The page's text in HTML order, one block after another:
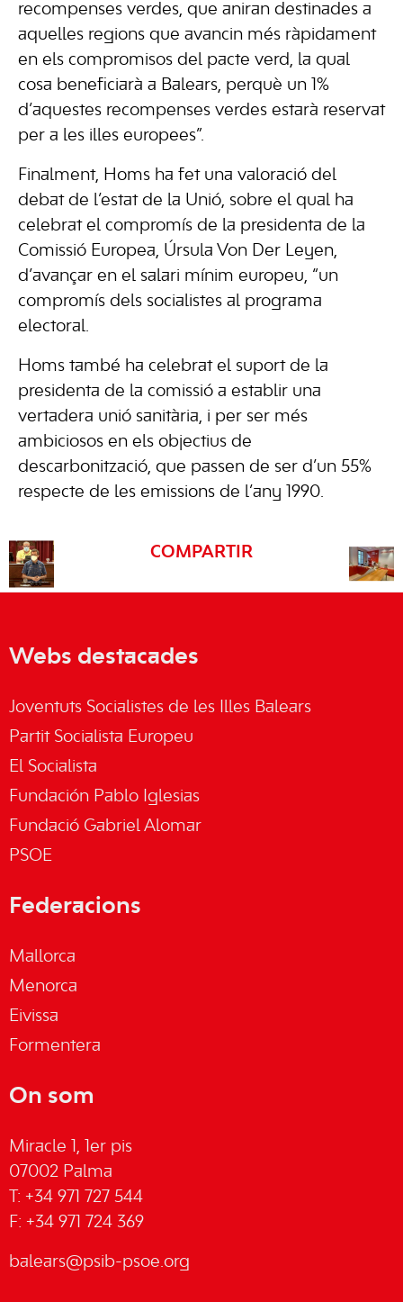
recompenses verdes, que aniran destinades a
aquelles regions que avancin més ràpidament
en els compromisos del pacte verd, la qual
cosa beneficiarà a Balears, perquè un 1%
d’aquestes recompenses verdes estarà reservat
per a les illes europees”.
Finalment, Homs ha fet una valoració del
debat de l’estat de la Unió, sobre el qual ha
celebrat el compromís de la presidenta de la
Comissió Europea, Úrsula Von Der Leyen,
d’avançar en el salari mínim europeu, “un
compromís dels socialistes al programa
electoral.
Homs també ha celebrat el suport de la
presidenta de la comissió a establir una
vertadera unió sanitària, i per ser més
ambiciosos en els objectius de
descarbonització, que passen de ser d’un 55%
respecte de les emissions de l’any 1990.
COMPARTIR
Webs destacades
Joventuts Socialistes de les Illes Balears
Partit Socialista Europeu
El Socialista
Fundación Pablo Iglesias
Fundació Gabriel Alomar
PSOE
Federacions
Mallorca
Menorca
Eivissa
Formentera
On som
Miracle 1, 1er pis
07002 Palma
T: +34 971 727 544
F: +34 971 724 369
balears@psib-psoe.org